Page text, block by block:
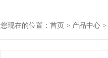
您现在的位置： 首页 > 产品中心 >